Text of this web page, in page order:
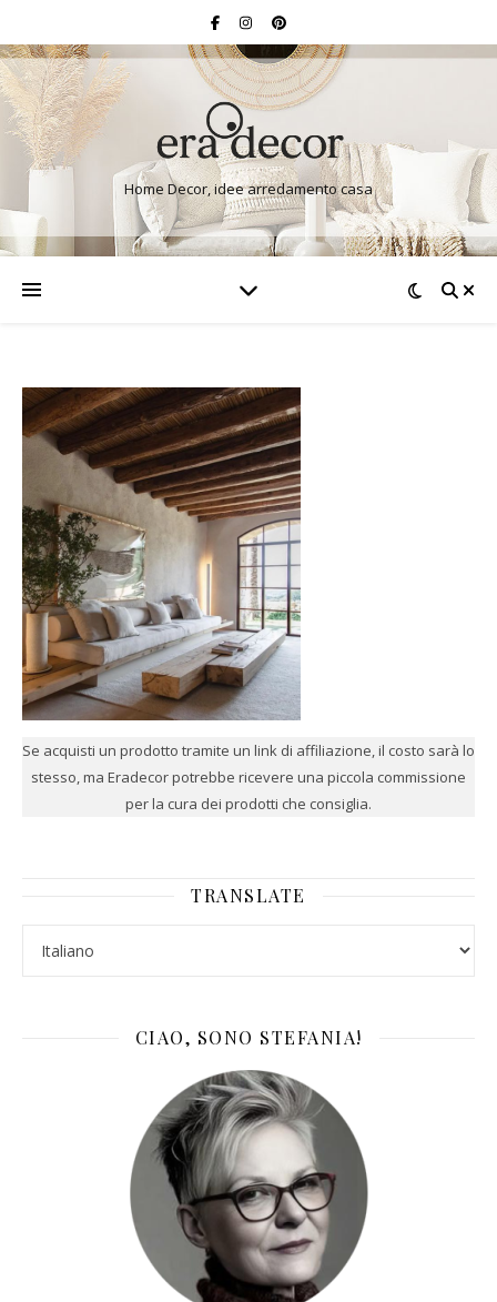
Home Decor, idee arredamento casa
Se acquisti un prodotto tramite un link di affiliazione, il costo sarà lo
stesso, ma Eradecor potrebbe ricevere una piccola commissione
per la cura dei prodotti che consiglia.
TRANSLATE
CIAO, SONO STEFANIA!